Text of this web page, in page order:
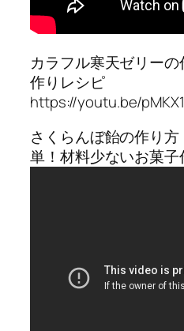
カラフル寒天ゼリー
作りレシピ
https://youtu.be/
さくらんぼ飴の作り
単！材料少ないお菓子